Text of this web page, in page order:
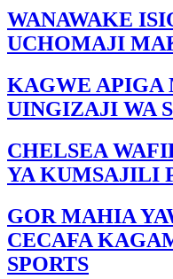
WANAWAKE
UCHOMAJI
KAGWE APIGA
UINGIZAJI WA
CHELSEA
YA KUMSAJILI
GOR MAHIA
CECAFA
SPORTS